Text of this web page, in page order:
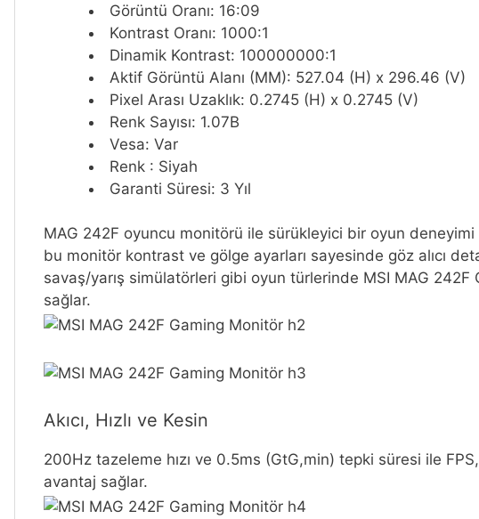
Görüntü Oranı: 16:09
Kontrast Oranı: 1000:1
Dinamik Kontrast: 100000000:1
Aktif Görüntü Alanı (MM): 527.04 (H) x 296.46 (V)
Pixel Arası Uzaklık: 0.2745 (H) x 0.2745 (V)
Renk Sayısı: 1.07B
Vesa: Var
Renk : Siyah
Garanti Süresi: 3 Yıl
MAG 242F oyuncu monitörü ile sürükleyici bir oyun deneyimi
bu monitör kontrast ve gölge ayarları sayesinde göz alıcı
savaş/yarış simülatörleri gibi oyun türlerinde MSI MAG
sağlar.
Akıcı, Hızlı ve Kesin
200Hz tazeleme hızı ve 0.5ms (GtG,min) tepki süresi ile
avantaj sağlar.